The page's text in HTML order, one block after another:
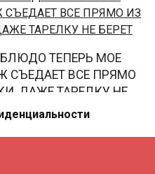
ТЕПЕРЬ МОЕ
ВСЕ ПРЯМО
ДАЖЕ ТАРЕЛКУ НЕ